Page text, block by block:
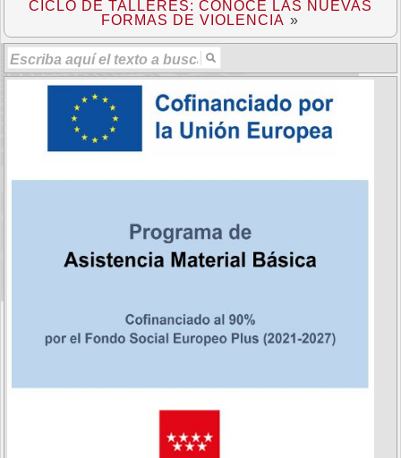
CICLO DE TALLERES: CONOCE LAS NUEVAS
FORMAS DE VIOLENCIA »